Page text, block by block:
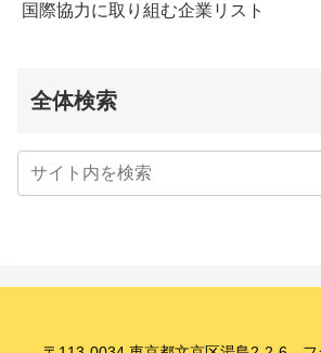
国際協力に取り組む企業リスト
全体検索